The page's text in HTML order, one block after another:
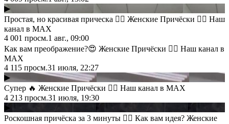
▶
Простая, но красивая прическа 👍🏻 Женские Причёски 💇‍♀️ Наш
канал в MAX
4 001 просм.1 авг., 09:00
Как вам преображение?😍 Женские Причёски 💇‍♀️ Наш канал в
MAX
4 115 просм.31 июля, 22:27
▶
Супер 🔥 Женские Причёски 💇‍♀️ Наш канал в MAX
4 213 просм.31 июля, 19:30
▶
Роскошная причёска за 3 минуты 👍🏻 Как вам идея? Женские